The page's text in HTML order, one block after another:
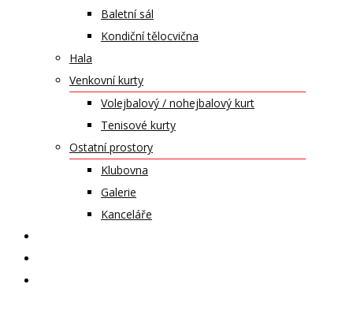
Baletní sál
Kondiční tělocvična
Hala
Venkovní kurty
Volejbalový / nohejbalový kurt
Tenisové kurty
Ostatní prostory
Klubovna
Galerie
Kanceláře